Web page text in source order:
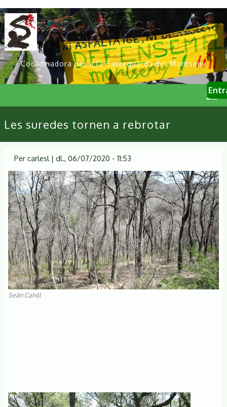
Vés
al
contingut
Coordinadora per a la Salvaguarda del Montseny
User
Primary
links
Les suredes tornen a rebrotar
Per carlesl | dl., 06/07/2020 - 11:53
Seán Cahill